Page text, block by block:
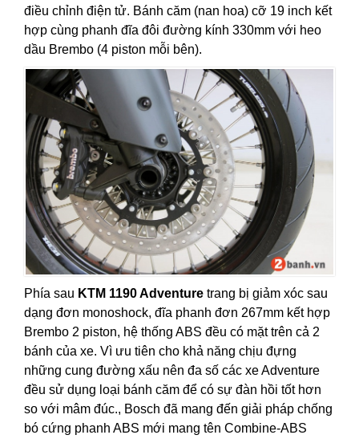
điều chỉnh điện tử. Bánh căm (nan hoa) cỡ 19 inch kết
hợp cùng phanh đĩa đôi đường kính 330mm với heo
dầu Brembo (4 piston mỗi bên).
Phía sau KTM 1190 Adventure trang bị giảm xóc sau
dạng đơn monoshock, đĩa phanh đơn 267mm kết hợp
Brembo 2 piston, hệ thống ABS đều có mặt trên cả 2
bánh của xe. Vì ưu tiên cho khả năng chịu đựng
những cung đường xấu nên đa số các xe Adventure
đều sử dụng loại bánh căm để có sự đàn hồi tốt hơn
so với mâm đúc., Bosch đã mang đến giải pháp chống
bó cứng phanh ABS mới mang tên Combine-ABS